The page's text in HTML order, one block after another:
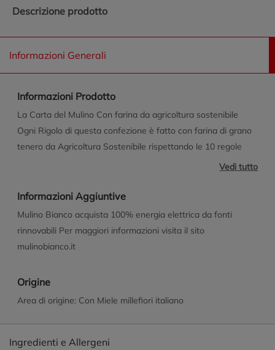
Descrizione prodotto
Informazioni Generali
Informazioni Prodotto
La Carta del Mulino Con farina da agricoltura sostenibile
Ogni Rigolo di questa confezione è fatto con farina di grano
tenero da Agricoltura Sostenibile rispettando le 10 regole
della Carta del Mulino. La Carta del Mulino è il nostro
redatto insieme al WWF. Porta qualità nei prodotti, supporta
il lavoro della comunità di agricoltori e protegge la
biodiversità favorendo anche gli insetti impollinatori. Insieme
per un grano tenero sostenibile La Carta del Mulino prevede
Tecnologie Agro-Alimentari dell'Alma Mater Studiorum -
Università di Bologna. Scopri di più su
mulinobianco.it/lacartadelmulino Il buono che non vedi - Tutti
i nostri biscotti sono senza grassi idrogenati e senza
Vedi tutto
Informazioni Aggiuntive
Mulino Bianco acquista 100% energia elettrica da fonti
rinnovabili Per maggiori informazioni visita il sito
mulinobianco.it
Origine
Area di origine: Con Miele millefiori italiano
Ingredienti e Allergeni